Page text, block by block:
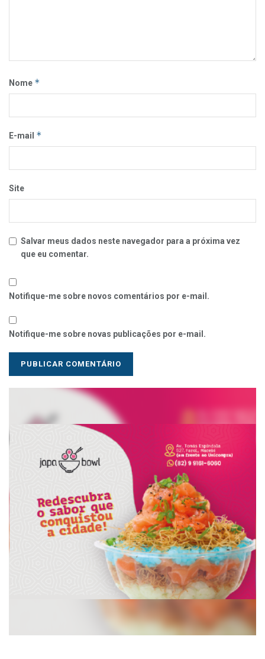
Nome *
E-mail *
Site
Salvar meus dados neste navegador para a próxima vez
que eu comentar.
Notifique-me sobre novos comentários por e-mail.
Notifique-me sobre novas publicações por e-mail.